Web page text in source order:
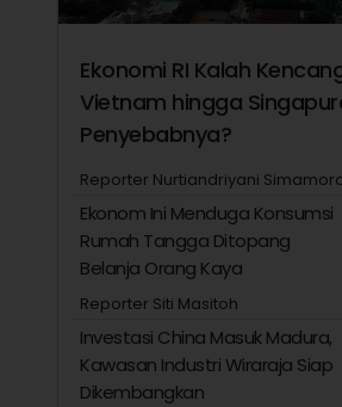
Ekonomi RI Kalah
Vietnam hingga
Penyebabnya?
Reporter Nurtiandriyani
Ekonom Ini Menduga Konsumsi
Rumah Tangga Ditopang
Belanja Orang Kaya
Reporter Siti Masitoh
Investasi China Masuk Madura,
Kawasan Industri Wiraraja Siap
Dikembangkan